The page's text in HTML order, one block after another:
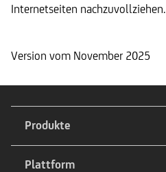
Internetseiten nachzuvollziehen.
Version vom November 2025
Produkte
Plattform